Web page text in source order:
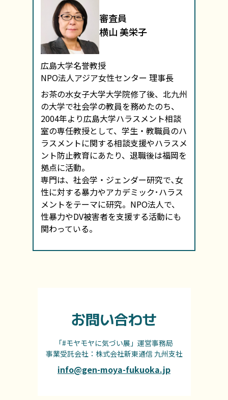
審査員
横山 美栄子
広島大学名誉教授
NPO法人アジア女性センター 理事長
お茶の水女子大学大学院修了後、北九州
の大学で社会学の教員を務めたのち、
2004年より広島大学ハラスメント相談
室の専任教授として、学生・教職員のハ
ラスメントに関する相談支援やハラスメ
ント防止教育にあたり、退職後は福岡を
拠点に活動。
専門は、社会学・ジェンダー研究で､女
性に対する暴力やアカデミック･ハラス
メントをテーマに研究。NPO法人で、
性暴力やDV被害者を支援する活動にも
関わっている。
お問い合わせ
「#モヤモヤに気づい展」運営事務局
事業受託会社：株式会社新東通信 九州支社
info@gen-moya-fukuoka.jp